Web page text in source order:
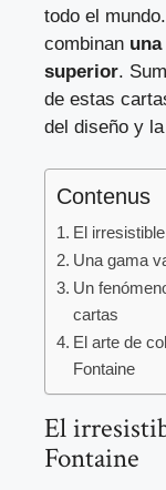
todo el
combinan
superior.
de estas
del diseño y
Contenus
El
Una gama
Un
cartas
El arte de
Fontaine
El
Fontaine